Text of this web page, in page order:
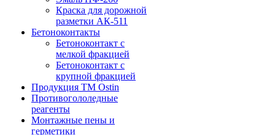
Краска для дорожной
разметки АК-511
Бетоноконтакты
Бетоноконтакт с
мелкой фракцией
Бетоноконтакт с
крупной фракцией
Продукция ТМ Ostin
Противогололедные
реагенты
Монтажные пены и
герметики